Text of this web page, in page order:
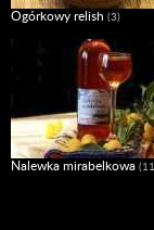
Ogórkowy relish (3)
Nalewka mirabelkowa